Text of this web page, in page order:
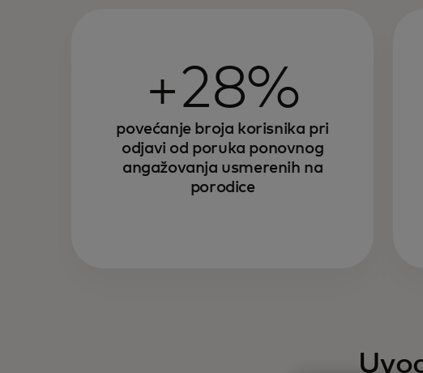
+28%
povećanje broja korisnika pri
odjavi od poruka ponovnog
angažovanja usmerenih na
porodice